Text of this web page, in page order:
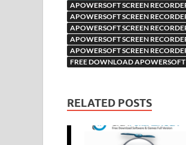
APOWERSOFT SCREEN
APOWERSOFT SCREEN
APOWERSOFT SCREEN
APOWERSOFT SCREEN
APOWERSOFT SCREEN
FREE DOWNLOAD APOWERSOFT
RELATED POSTS